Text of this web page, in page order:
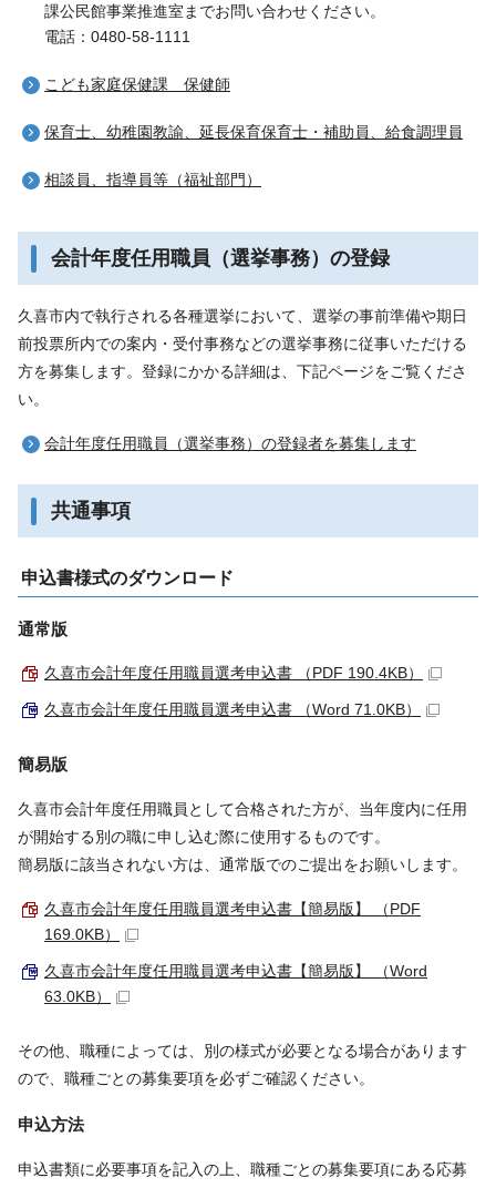
課公民館事業推進室までお問い合わせください。
電話：0480-58-1111
こども家庭保健課 保健師
保育士、幼稚園教諭、延長保育保育士・補助員、給食調理員
相談員、指導員等（福祉部門）
会計年度任用職員（選挙事務）の登録
久喜市内で執行される各種選挙において、選挙の事前準備や期日
前投票所内での案内・受付事務などの選挙事務に従事いただける
方を募集します。登録にかかる詳細は、下記ページをご覧くださ
い。
会計年度任用職員（選挙事務）の登録者を募集します
共通事項
申込書様式のダウンロード
通常版
久喜市会計年度任用職員選考申込書 （PDF 190.4KB）
久喜市会計年度任用職員選考申込書 （Word 71.0KB）
簡易版
久喜市会計年度任用職員として合格された方が、当年度内に任用
が開始する別の職に申し込む際に使用するものです。
簡易版に該当されない方は、通常版でのご提出をお願いします。
久喜市会計年度任用職員選考申込書【簡易版】 （PDF
169.0KB）
久喜市会計年度任用職員選考申込書【簡易版】 （Word
63.0KB）
その他、職種によっては、別の様式が必要となる場合があります
ので、職種ごとの募集要項を必ずご確認ください。
申込方法
申込書類に必要事項を記入の上、職種ごとの募集要項にある応募